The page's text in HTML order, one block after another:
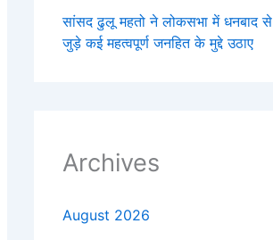
सांसद ढुलू महतो ने लोकसभा में धनबाद से
जुड़े कई महत्वपूर्ण जनहित के मुद्दे उठाए
Archives
August 2026